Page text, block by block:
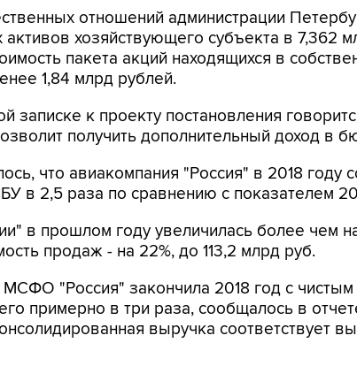
отношений администрации
активов хозяйствующего субъекта в 7,362
пакета акций находящихся в
1,84 млрд рублей.
записке к проекту постановления
получить дополнительный доход в
что авиакомпания "Россия" в 2018 году
в 2,5 раза по сравнению с показателем
в прошлом году увеличилась более чем
продаж - на 22%, до 113,2 млрд руб.
МСФО "Россия" закончила 2018 год с
примерно в три раза, сообщалось в
выручка соответствует